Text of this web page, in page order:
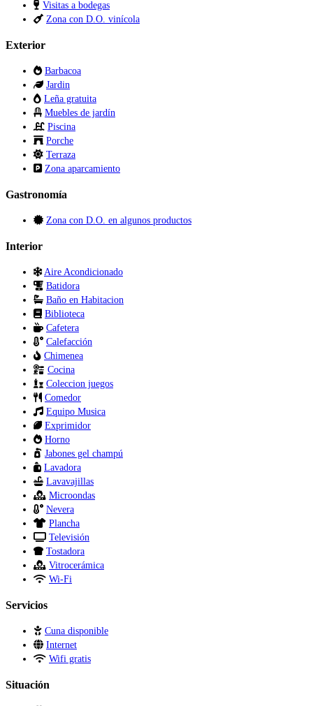
Visitas a bodegas
Zona con D.O. vinícola
Exterior
Barbacoa
Jardin
Leña gratuita
Muebles de jardín
Piscina
Porche
Terraza
Zona aparcamiento
Gastronomía
Zona con D.O. en algunos productos
Interior
Aire Acondicionado
Batidora
Baño en Habitacion
Biblioteca
Cafetera
Calefacción
Chimenea
Cocina
Coleccion juegos
Comedor
Equipo Musica
Exprimidor
Horno
Jabones gel champú
Lavadora
Lavavajillas
Microondas
Nevera
Plancha
Televisión
Tostadora
Vitrocerámica
Wi-Fi
Servicios
Cuna disponible
Internet
Wifi gratis
Situación